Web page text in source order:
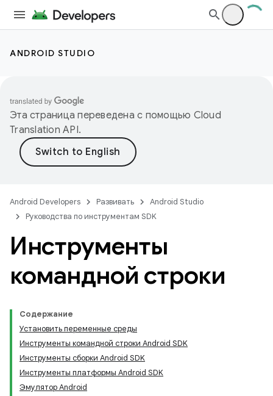
ANDROID STUDIO
Эта страница переведена с помощью Cloud
Translation API.
Android Developers Развивать
Android Studio
Руководства по инструментам SDK
Инструменты
командной строки
Содержание
Установить переменные среды
Инструменты командной строки Android SDK
Инструменты сборки Android SDK
Инструменты платформы Android SDK
Эмулятор Android